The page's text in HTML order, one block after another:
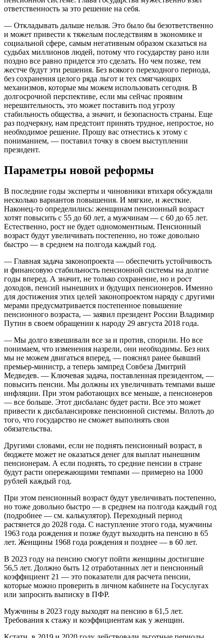
ответственность за это решение на себя.
— Откладывать дальше нельзя. Это было бы безответственно
и может привести к тяжелым последствиям в экономике и
социальной сфере, самым негативным образом сказаться на
судьбах миллионов людей, потому что государству рано или
поздно все равно придется это сделать. Но чем позже, тем
жестче будут эти решения. Без всякого переходного периода,
без сохранения целого ряда льгот и тех смягчающих
механизмов, которые мы можем использовать сегодня. В
долгосрочной перспективе, если мы сейчас проявим
нерешительность, это может поставить под угрозу
стабильность общества, а значит, и безопасность страны. Еще
раз подчеркну, нам предстоит принять трудное, непростое, но
необходимое решение. Прошу вас отнестись к этому с
пониманием, — поставил точку в своем выступлении
президент.
Параметры новой реформы
В последние годы эксперты и чиновники втихаря обсуждали
несколько вариантов повышения. И мягкие, и жесткие.
Наконец-то определились: женщинам пенсионный возраст
хотят повысить с 55 до 60 лет, а мужчинам — с 60 до 65 лет.
Естественно, рост не будет одномоментным. Пенсионный
возраст будут увеличивать постепенно, но тоже довольно
быстро — в среднем на полгода каждый год.
— Главная задача законопроекта — обеспечить устойчивость
и финансовую стабильность пенсионной системы на долгие
годы вперед. А значит, не только сохранение, но и рост
доходов, пенсий нынешних и будущих пенсионеров. Именно
для достижения этих целей законопроектом наряду с другими
мерами предусматривается постепенное повышение
пенсионного возраста, — заявил президент России Владимир
Путин в своем обращении к народу 29 августа 2018 года.
— Мы долго взвешивали все за и против, спорили. Но все
понимаем, что изменения назрели, они необходимы. Без них
мы не можем двигаться вперед, — пояснял ранее бывший
премьер-министр, а теперь зампред Совбеза Дмитрий
Медведев. — Ключевая задача, поставленная президентом, —
повысить пенсии. Мы должны их увеличивать темпами выше
инфляции. При этом работающих все меньше, а пенсионеров
— все больше. Этот дисбаланс будет расти. Все это может
привести к дисбалансировке пенсионной системы. Вплоть до
того, что государство не сможет выполнять свои
обязательства.
Другими словами, если не поднять пенсионный возраст, в
бюджете может не оказаться денег для выплат нынешним
пенсионерам. А если поднять, то средние пенсии в стране
будут расти опережающими темпами — примерно на 1000
рублей каждый год.
При этом пенсионный возраст будут увеличивать постепенно,
но тоже довольно быстро — в среднем на полгода каждый год
(подробнее — см. калькулятор). Переходный период
растянется до 2028 года. С наступление этого года, мужчины
1963 года рождения и позже будут выходить на пенсию в 65
лет. Женщины 1968 года рождения и позднее — в 60 лет.
В 2023 году на пенсию смогут пойти женщины достигшие
56,5 лет. Должно быть 12 отработанных лет и пенсионный
коэффициент 21 — это показатели для расчета пенсии,
которые можно проверить в личном кабинете на Госуслугах
или запросить выписку в ПФР.
Мужчины в 2023 году выходят на пенсию в 61,5 лет.
Требования к стажу и коэффициентам как у женщин.